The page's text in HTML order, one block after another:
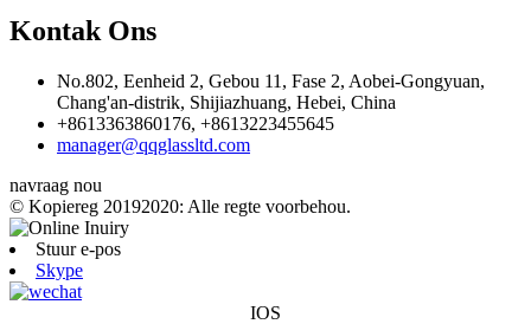
Kontak Ons
No.802, Eenheid 2, Gebou 11, Fase 2, Aobei-Gongyuan,
Chang'an-distrik, Shijiazhuang, Hebei, China
+8613363860176, +8613223455645
manager@qqglassltd.com
navraag nou
© Kopiereg 20192020: Alle regte voorbehou.
Stuur e-pos
Skype
IOS